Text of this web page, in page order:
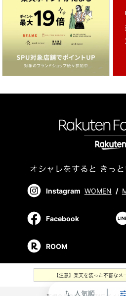
swap_vert 人気順
Instagram WOMEN /
Facebook
ROOM
【注意】楽天を装った不審なメ